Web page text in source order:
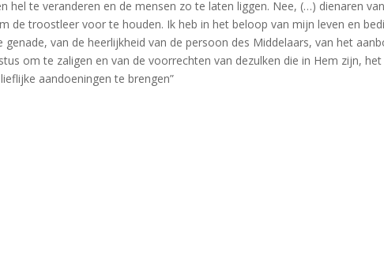
hel te veranderen en de mensen zo te laten liggen. Nee, (…) dienaren
de troostleer voor te houden. Ik heb in het beloop van mijn leven en
genade, van de heerlijkheid van de persoon des Middelaars, van het
om te zaligen en van de voorrechten van dezulken die in Hem zijn,
aandoeningen te brengen”